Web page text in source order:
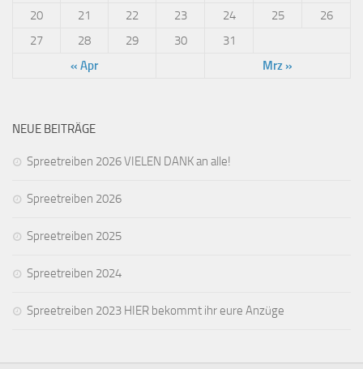
« Apr Mrz »
20
21 22 23 24 25
26
27
28 29 30 31
NEUE BEITRÄGE
Spreetreiben 2026 VIELEN DANK an alle!
Spreetreiben 2026
Spreetreiben 2025
Spreetreiben 2024
Spreetreiben 2023 HIER bekommt ihr eure Anzüge